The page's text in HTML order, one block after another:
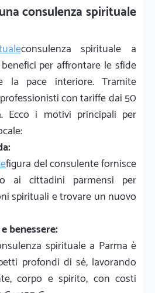
consulenza spirituale
consulenza spirituale a
per affrontare le sfide
la pace interiore. Tramite
con tariffe dai 50
i motivi principali per
figura del consulente fornisce
ai cittadini parmensi per
spirituali e trovare un nuovo
benessere:
spirituale a Parma è
profondi di sé, lavorando
corpo e spirito, con costi